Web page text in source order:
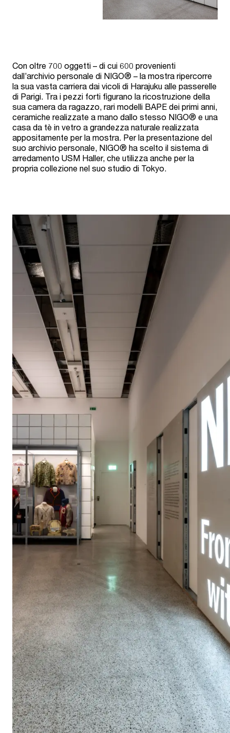
Con oltre 700 oggetti – di cui 600 provenienti
dall’archivio personale di NIGO® – la mostra ripercorre
la sua vasta carriera dai vicoli di Harajuku alle passerelle
di Parigi. Tra i pezzi forti figurano la ricostruzione della
sua camera da ragazzo, rari modelli BAPE dei primi anni,
ceramiche realizzate a mano dallo stesso NIGO® e una
casa da tè in vetro a grandezza naturale realizzata
appositamente per la mostra. Per la presentazione del
suo archivio personale, NIGO® ha scelto il sistema di
arredamento USM Haller, che utilizza anche per la
propria collezione nel suo studio di Tokyo.